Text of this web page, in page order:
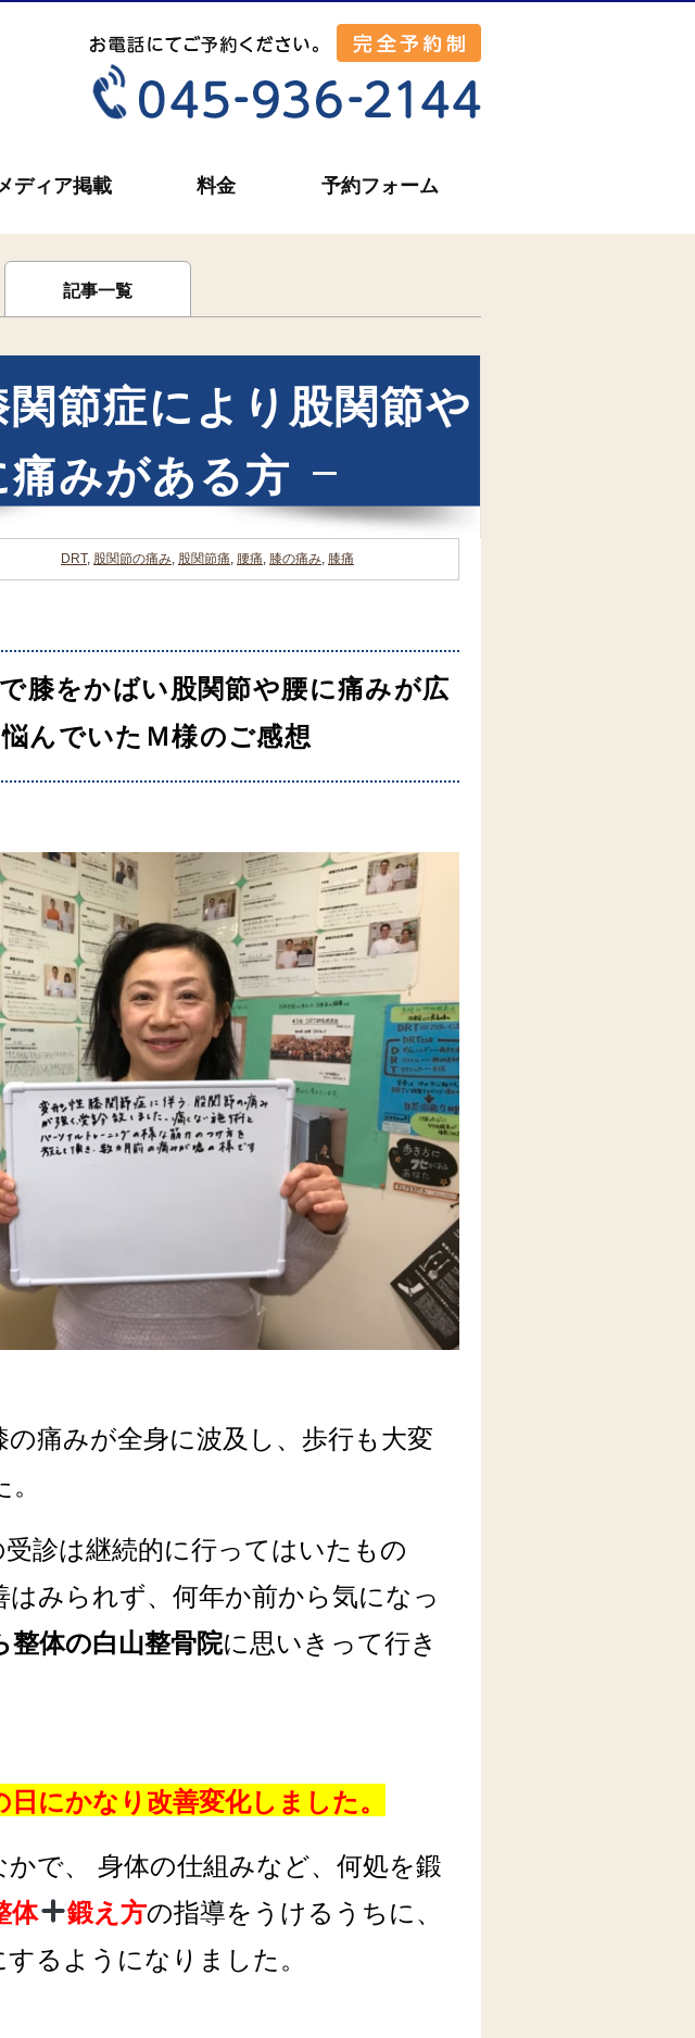
ディア掲載 料金 予約フォーム
記事一覧
節症により股関節や
痛みがある方
DRT, 股関節の痛み, 股関節痛, 腰痛, 膝の痛み, 膝痛
膝をかばい股関節や腰に痛みが広
悩んでいたＭ様のご感想
痛みが全身に波及し、歩行も大変
診は継続的に行ってはいたもの
はみられず、何年か前から気になっ
整体の白山整骨院に思いきって行き
にかなり改善変化しました。
で、 身体の仕組みなど、何処を鍛
体 鍛え方の指導をうけるうちに、
るようになりました。